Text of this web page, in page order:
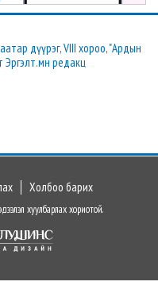
дүүрэг, VIII хороо, "Ардын
Эргэлт.мн редакц
Холбоо барих
хуулбарлах хориотой.